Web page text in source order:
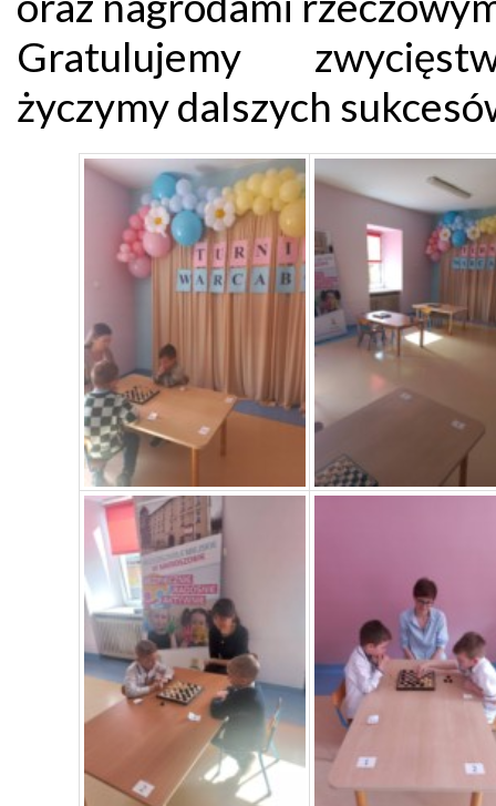
Gratulujemy
życzymy dalszych